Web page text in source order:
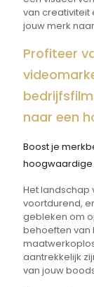
van creativiteit
jouw merk
Profiteer
naar een
Boost je
hoogwaardige
Het landschap
voortdurend,
gebleken om
behoeften van
aantrekkelijk
van jouw